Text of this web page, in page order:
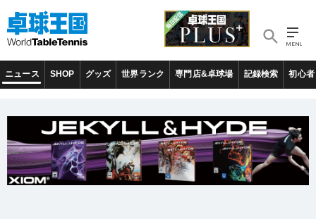
ニュース SHOP グッズ 世界ランク 専門店&卓球場 記録検索 初心者